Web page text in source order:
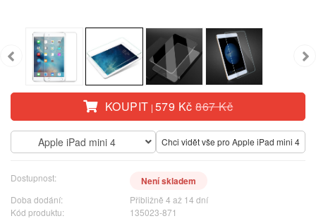
KOUPIT | 579 Kč867 Kč
Apple iPad mini 4 Chci vidět vše pro Apple iPad mini 4
Dostupnost: Není skladem
Doba dodání:
Přibližně 4 až 14 dní
Kód produktu:
135023-871